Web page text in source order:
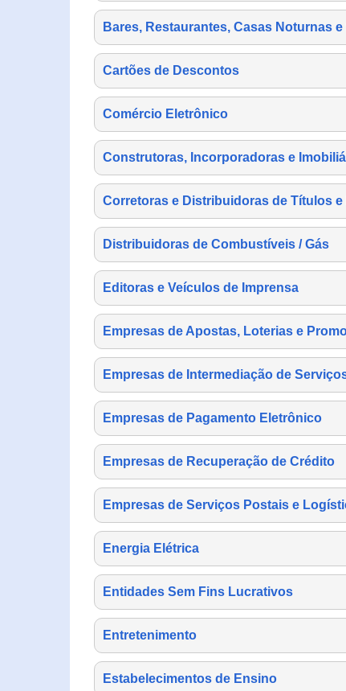
Bares, Restaurantes, Casas Noturnas
Cartões de Descontos
Comércio Eletrônico
Construtoras, Incorporadoras e
Corretoras e Distribuidoras de Títulos
Distribuidoras de Combustíveis / Gás
Editoras e Veículos de Imprensa
Empresas de Apostas, Loterias e
Empresas de Intermediação de
Empresas de Pagamento Eletrônico
Empresas de Recuperação de Crédito
Empresas de Serviços Postais e
Energia Elétrica
Entidades Sem Fins Lucrativos
Entretenimento
Estabelecimentos de Ensino